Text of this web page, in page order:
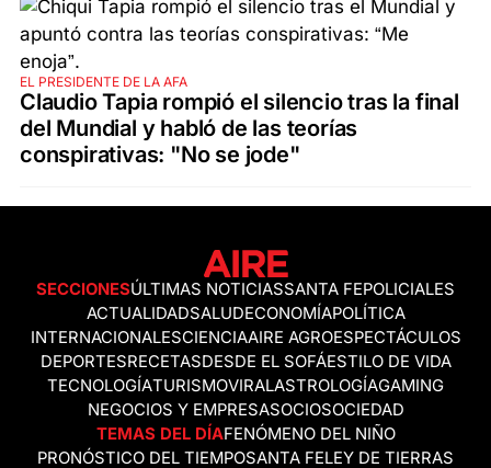
EL PRESIDENTE DE LA AFA
Claudio Tapia rompió el silencio tras la final
del Mundial y habló de las teorías
conspirativas: "No se jode"
SECCIONESÚLTIMAS NOTICIASSANTA FEPOLICIALES
ACTUALIDADSALUDECONOMÍAPOLÍTICA
INTERNACIONALESCIENCIAAIRE AGROESPECTÁCULOS
DEPORTESRECETASDESDE EL SOFÁESTILO DE VIDA
TECNOLOGÍATURISMOVIRALASTROLOGÍAGAMING
NEGOCIOS Y EMPRESASOCIOSOCIEDAD
TEMAS DEL DÍAFENÓMENO DEL NIÑO
PRONÓSTICO DEL TIEMPOSANTA FELEY DE TIERRAS